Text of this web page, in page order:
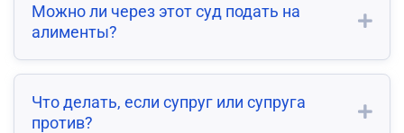
Можно ли через этот суд подать на
алименты?
Что делать, если супруг или супруга
против?